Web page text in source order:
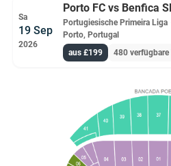
Sa
19 Sep
2026
Porto FC vs Benfica
Portugiesische Primeira Liga
Porto, Portugal
aus £199
480 verfügbare